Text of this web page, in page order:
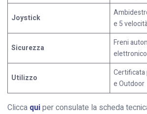
Joystick
e 5
Sicurezza
Freni
Utilizzo
Certificata
e Outdoor
Clicca quiper consulate la scheda